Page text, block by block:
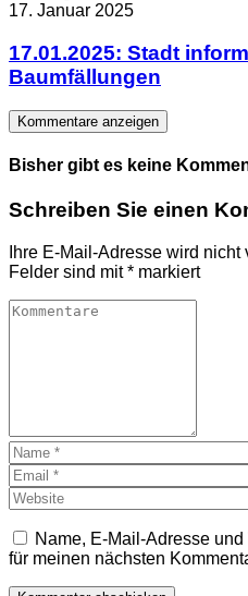
17. Januar 2025
17.01.2025: Stadt
Baumfällungen
Kommentare anzeigen
Bisher gibt es keine
Schreiben Sie einen
Ihre E-Mail-Adresse wird nicht
Felder sind mit* markiert
Name, E-Mail-Adresse
für meinen nächsten